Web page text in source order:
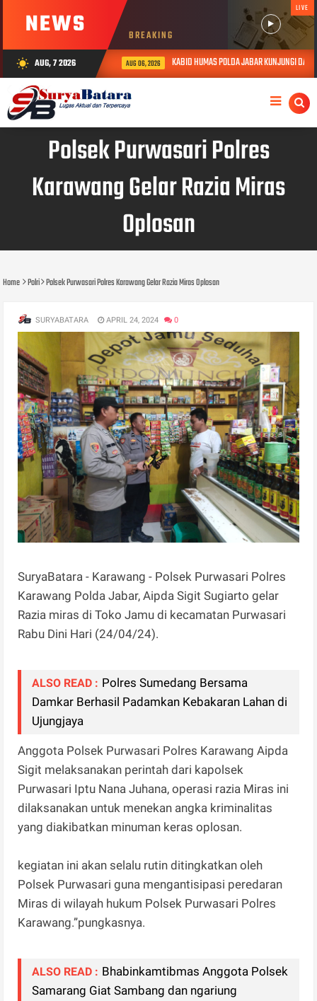
NEWS BREAKING
LIVE
wb_sunny AUG, 7 2026 AUG 06, 2026 KABID HUMAS POLDA JABAR KUNJUNGI DAN
Polsek Purwasari Polres
Karawang Gelar Razia Miras
Oplosan
Home Polri Polsek Purwasari Polres Karawang Gelar Razia Miras Oplosan
SURYABATARA APRIL 24, 2024 0
SuryaBatara - Karawang - Polsek Purwasari Polres
Karawang Polda Jabar, Aipda Sigit Sugiarto gelar
Razia miras di Toko Jamu di kecamatan Purwasari
Rabu Dini Hari (24/04/24).
ALSO READ : Polres Sumedang Bersama
Damkar Berhasil Padamkan Kebakaran Lahan di
Ujungjaya
Anggota Polsek Purwasari Polres Karawang Aipda
Sigit melaksanakan perintah dari kapolsek
Purwasari Iptu Nana Juhana, operasi razia Miras ini
dilaksanakan untuk menekan angka kriminalitas
yang diakibatkan minuman keras oplosan.
kegiatan ini akan selalu rutin ditingkatkan oleh
Polsek Purwasari guna mengantisipasi peredaran
Miras di wilayah hukum Polsek Purwasari Polres
Karawang.”pungkasnya.
ALSO READ : Bhabinkamtibmas Anggota Polsek
Samarang Giat Sambang dan ngariung